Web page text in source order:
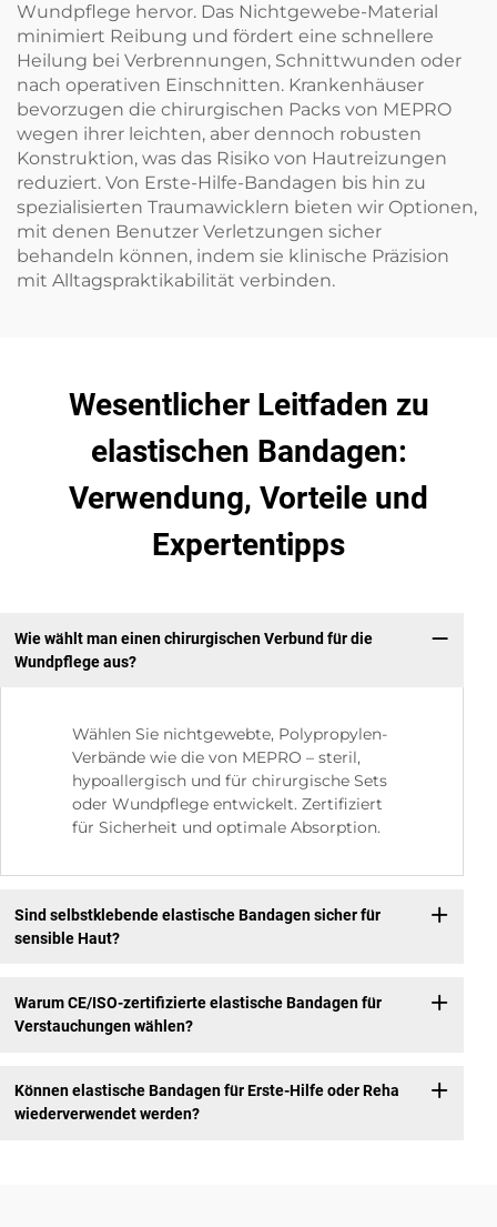
Wundpflege hervor. Das Nichtgewebe-Material
minimiert Reibung und fördert eine schnellere
Heilung bei Verbrennungen, Schnittwunden oder
nach operativen Einschnitten. Krankenhäuser
bevorzugen die chirurgischen Packs von MEPRO
wegen ihrer leichten, aber dennoch robusten
Konstruktion, was das Risiko von Hautreizungen
reduziert. Von Erste-Hilfe-Bandagen bis hin zu
spezialisierten Traumawicklern bieten wir Optionen,
mit denen Benutzer Verletzungen sicher
behandeln können, indem sie klinische Präzision
mit Alltagspraktikabilität verbinden.
Wesentlicher Leitfaden zu
elastischen Bandagen:
Verwendung, Vorteile und
Expertentipps
Wie wählt man einen chirurgischen Verbund für die
Wundpflege aus?
Wählen Sie nichtgewebte, Polypropylen-
Verbände wie die von MEPRO – steril,
hypoallergisch und für chirurgische Sets
oder Wundpflege entwickelt. Zertifiziert
für Sicherheit und optimale Absorption.
Sind selbstklebende elastische Bandagen sicher für
sensible Haut?
Warum CE/ISO-zertifizierte elastische Bandagen für
Verstauchungen wählen?
Können elastische Bandagen für Erste-Hilfe oder Reha
wiederverwendet werden?